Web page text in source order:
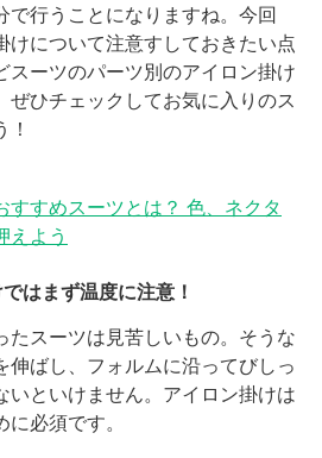
で行うことになりますね。今回
けについて注意すしておきたい点
スーツのパーツ別のアイロン掛け
ぜひチェックしてお気に入りのス
すすめスーツとは？ 色、ネクタ
よう
はまず温度に注意！
たスーツは見苦しいもの。そうな
伸ばし、フォルムに沿ってびしっ
いといけません。アイロン掛けは
必須です。